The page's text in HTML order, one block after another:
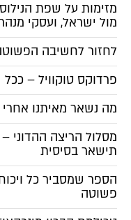
מזימות על שפת
מול ישראל, ועסקי
לחזור לחשיבה
פרדוקס טוקוויל –
מה נשאר מאיתנו
מסלול הריצה ההדוני
תישאר בסיסית
הספר שמסביר כל
פשוטה